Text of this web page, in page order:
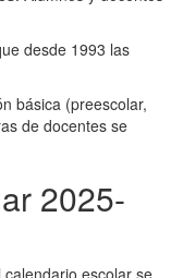
desde 1993 las
básica (preescolar,
de docentes se
2025-
escolar se